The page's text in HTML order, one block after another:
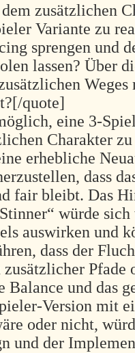
zusätzlichen
Variante zu
sprengen und
lassen? Über
Weges
quote]
eine 3-
Charakter
erhebliche
dass
fair bleibt. Das
würde
auswirken und
dass der
Pfade
Balance und das
Version mit
oder nicht,
und der